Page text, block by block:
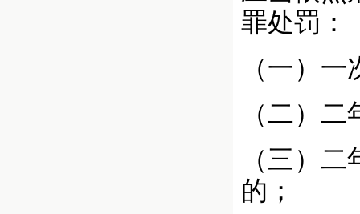
罪处罚：
（一）
（二）
（三）
的；